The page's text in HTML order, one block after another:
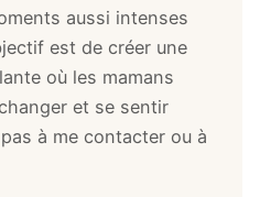
aussi intenses
est de créer une
où les mamans
et se sentir
à me contacter ou à